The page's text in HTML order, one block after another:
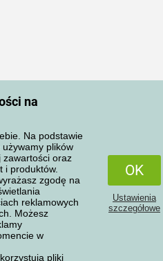
na
Na podstawie
plików
zawartości oraz
i produktów.
zgodę na
reklamowych
Możesz
w
pliki
OK
Ustawienia
szczegółowe